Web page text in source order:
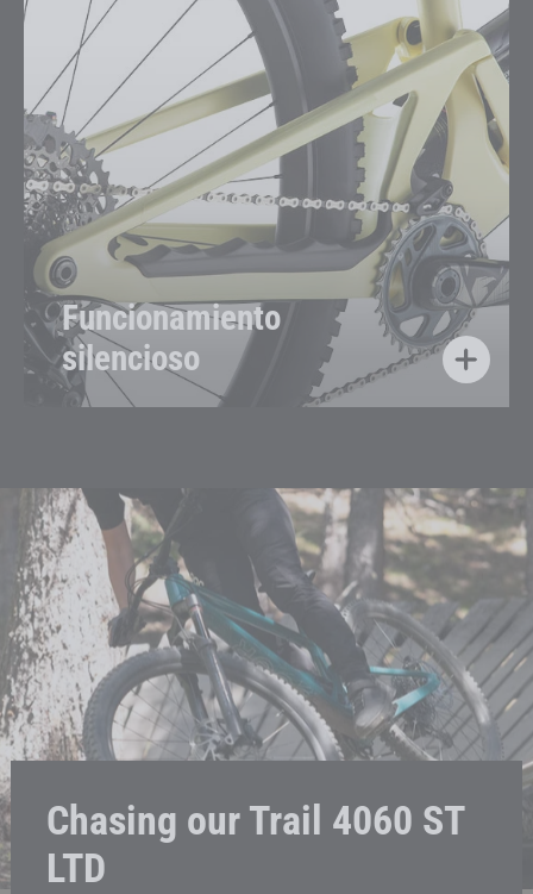
Funcionamiento
silencioso
Chasing our Trail 4060 ST
LTD